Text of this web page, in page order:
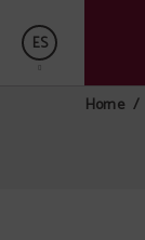
ES
Home